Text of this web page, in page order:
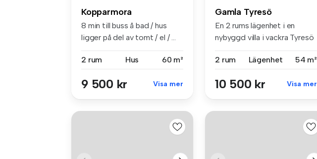
Kopparmora
8 min till buss å bad / hus
ligger på del av tomt / el / ...
2 rum Hus 60 m²
9 500 kr Visa mer
Gamla Tyresö
En 2 rums lägenhet i en
nybyggd villa i vackra Tyresö
2 rum
Lägenhet 54 m²
10 500 kr Visa mer